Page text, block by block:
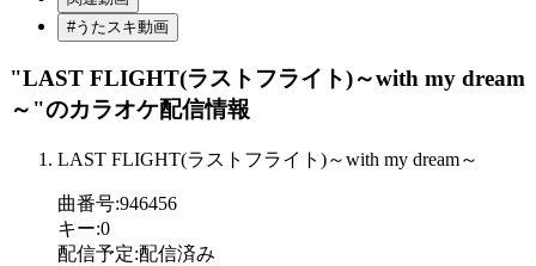
#うたスキ動画
"LAST FLIGHT(ラストフライト)～with my dream
～"のカラオケ配信情報
LAST FLIGHT(ラストフライト)～with my dream～
曲番号:946456
キー:0
配信予定:配信済み